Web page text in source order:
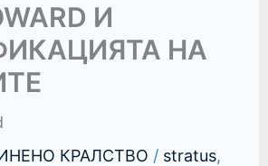
И
НА
КРАЛСТВО / stratus,